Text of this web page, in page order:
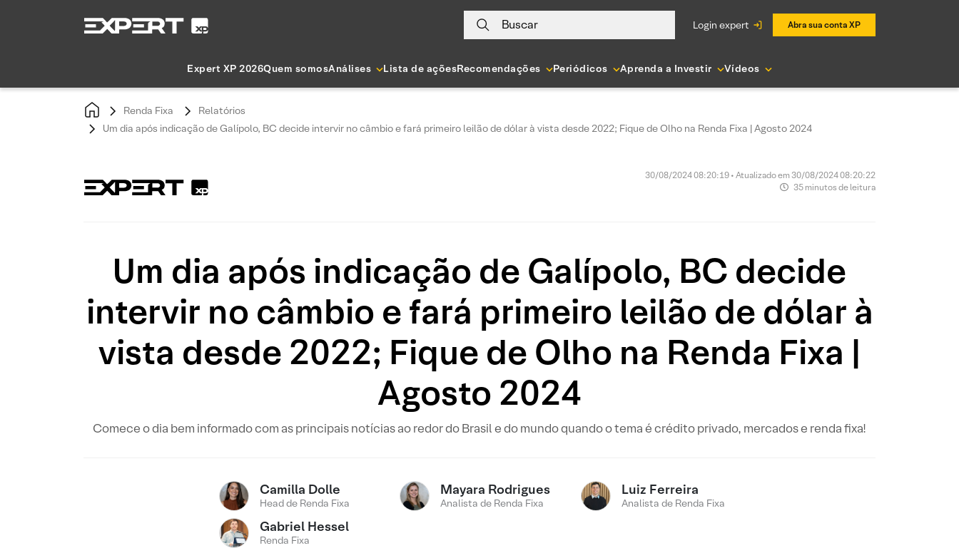
Buscar login expert Abra sua conta XP
Expert XP 2026Quem somosAnálises Lista de açõesRecomendações Periódicos Aprenda a Investir Vídeos
Renda Fixa
Relatórios
Um dia após indicação de Galípolo, BC decide intervir no câmbio e fará primeiro leilão de dólar à vista desde 2022; Fique de Olho na Renda Fixa | Agosto 2024
30/08/2024 08:20:19 • Atualizado em 30/08/2024 08:20:22
35 minutos de leitura
Um dia após indicação de Galípolo, BC decide
intervir no câmbio e fará primeiro leilão de dólar à
vista desde 2022; Fique de Olho na Renda Fixa |
Agosto 2024
Comece o dia bem informado com as principais notícias ao redor do Brasil e do mundo quando o tema é crédito privado, mercados e renda fixa!
Camilla Dolle
Head de Renda Fixa
Mayara Rodrigues
Analista de Renda Fixa
Luiz Ferreira
Analista de Renda Fixa
Gabriel Hessel
Renda Fixa